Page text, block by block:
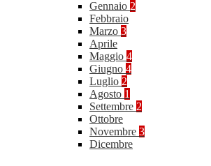
Gennaio 2
Febbraio
Marzo 3
Aprile
Maggio 4
Giugno 4
Luglio 2
Agosto 1
Settembre 2
Ottobre
Novembre 3
Dicembre